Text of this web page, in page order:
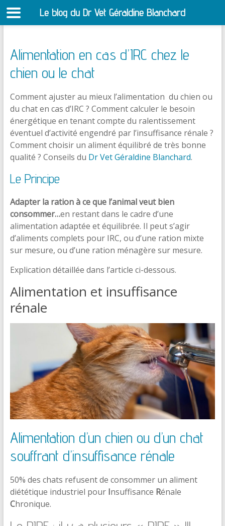
Alimentation en cas d’IRC chez le
chien ou le chat
Comment ajuster au mieux l’alimentation du chien ou
du chat en cas d’IRC ? Comment calculer le besoin
énergétique en tenant compte du ralentissement
éventuel d’activité engendré par l’insuffisance rénale ?
Comment choisir un aliment équilibré de très bonne
qualité ? Conseils du Dr Vet Géraldine Blanchard.
Le Principe
Adapter la ration à ce que l’animal veut bien
consommer…en restant dans le cadre d’une
alimentation adaptée et équilibrée. Il peut s’agir
d’aliments complets pour IRC, ou d’une ration mixte
sur mesure, ou d’une ration ménagère sur mesure.
Explication détaillée dans l’article ci-dessous.
Alimentation et insuffisance
rénale
Alimentation d’un chien ou d’un chat
souffrant d’insuffisance rénale
50% des chats refusent de consommer un aliment
diététique industriel pour Insuffisance Rénale
Chronique.
Le blog du Dr Vet Géraldine Blanchard